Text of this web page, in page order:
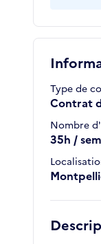
Type de
Contrat
Nombre
35h /